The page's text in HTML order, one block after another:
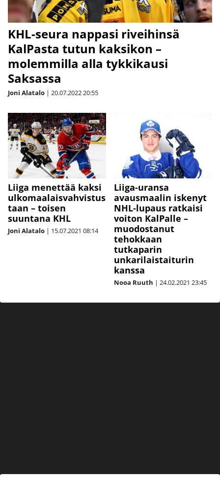
KHL-seura nappasi riveihinsä
KalPasta tutun kaksikon –
molemmilla alla tykkikausi
Saksassa
Joni Alatalo | 20.07.202220:55
Liiga menettää kaksi
ulkomaalaisvahvistus
taan – toisen
suuntana KHL
Joni Alatalo | 15.07.2021 08:14
Liiga-uransa
avausmaalin iskenyt
NHL-lupaus ratkaisi
voiton KalPalle –
muodostanut
tehokkaan
tutkaparin
unkarilaistaiturin
kanssa
Nooa Ruuth | 24.02.2021 23:45